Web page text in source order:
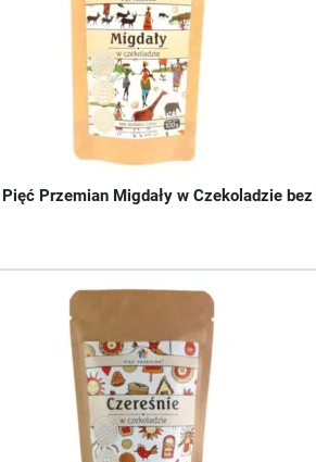
Pięć Przemian Migdały w Czekoladzie